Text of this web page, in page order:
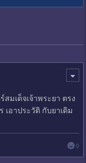
มเด็จเจ้าพระยา ตรง
อาประวัติ กับยาเดิม
0